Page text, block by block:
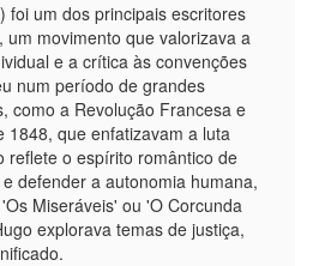
foi um dos principais escritores
um movimento que valorizava a
e a crítica às convenções
num período de grandes
como a Revolução Francesa e
1848, que enfatizavam a luta
reflete o espírito romântico de
defender a autonomia humana,
Miseráveis' ou 'O Corcunda
explorava temas de justiça,